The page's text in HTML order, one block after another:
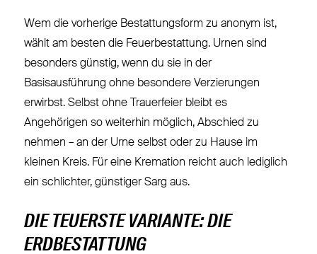
Wem die vorherige Bestattungsform zu anonym ist,
wählt am besten die Feuerbestattung. Urnen sind
besonders günstig, wenn du sie in der
Basisausführung ohne besondere Verzierungen
erwirbst. Selbst ohne Trauerfeier bleibt es
Angehörigen so weiterhin möglich, Abschied zu
nehmen – an der Urne selbst oder zu Hause im
kleinen Kreis. Für eine Kremation reicht auch lediglich
ein schlichter, günstiger Sarg aus.
DIE TEUERSTE VARIANTE: DIE
ERDBESTATTUNG